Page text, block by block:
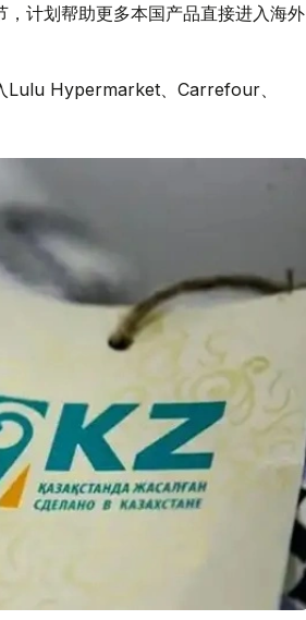
计划帮助更多本国产品直接进入海外
Lulu Hypermarket、Carrefour、